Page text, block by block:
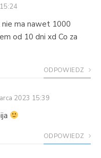
nie ma nawet 1000
od 10 dni xd Co za
ODPOWIEDZ
2023 15:39
ODPOWIEDZ